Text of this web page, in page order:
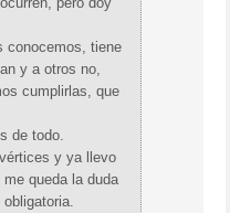
conocemos, tiene
y a otros no,
cumplirlas, que
de todo.
y ya llevo
queda la duda